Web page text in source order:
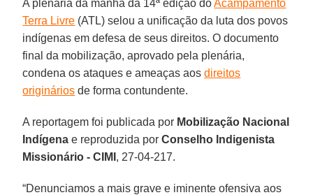
A plenária da manhã da 14ª edição doAcampamento
Terra Livre (ATL) selou a unificação da luta dos povos
indígenas em defesa de seus direitos. O documento
final da mobilização, aprovado pela plenária,
condena os ataques e ameaças aosdireitos
originários de forma contundente.
A reportagem foi publicada por Mobilização Nacional
Indígena e reproduzida porConselho Indigenista
Missionário - CIMI , 27-04-217.
“Denunciamos a mais grave e iminente ofensiva aos